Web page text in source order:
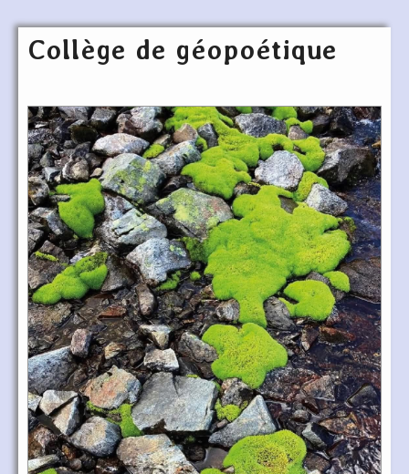
Collège de géopoétique
Articles les plus récents